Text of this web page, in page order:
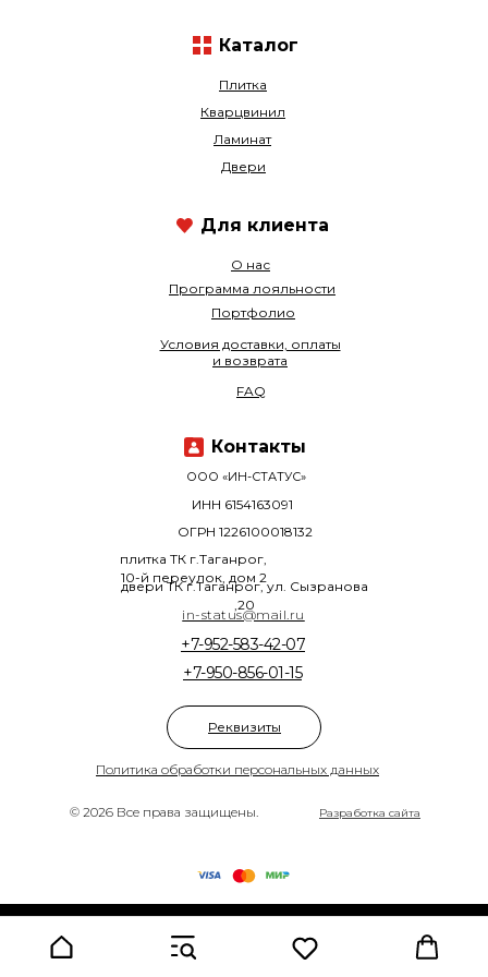
© 2026 Все права защищены.
Политика обработки персональных данных
Плитка
Кварцвинил
+7-950-856-01-15
+7-952-583-42-07
О нас
Ламинат
Программа лояльности
Двери
Портфолио
ООО «ИН-СТАТУС»
плитка ТК г.Таганрог,
10-й переулок, дом 2
двери ТК г.Таганрог, ул. Сызранова
,20
ОГРН 1226100018132
ИНН 6154163091
Разработка сайта
Условия доставки, оплаты
и возврата
FAQ
Каталог
in-status@mail.ru
Контакты
Для клиента
Реквизиты
Made on Tilda